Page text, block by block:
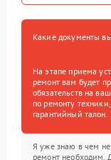
Какие документы
На этапе приема
ремонт вам будет
обязательств на
по ремонту
гарантийный талон.
Я уже знаю в чем
ремонт необходим.